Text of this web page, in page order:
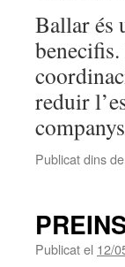
Ballar és
reduir
Publicat dins de
Publicat el 12/